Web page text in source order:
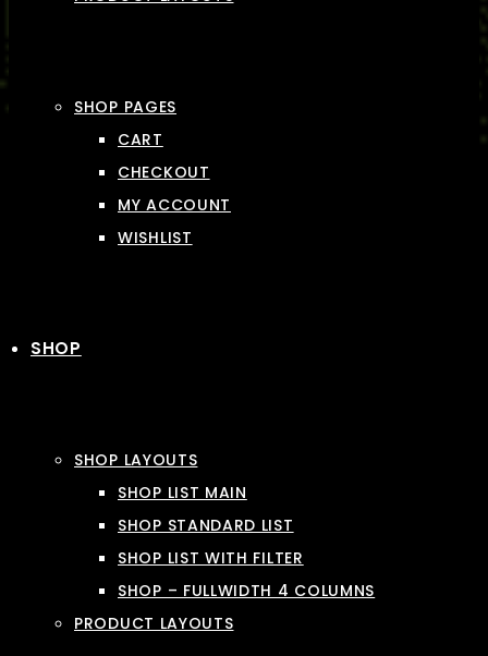
SHOP PAGES
CART
CHECKOUT
MY ACCOUNT
WISHLIST
SHOP
SHOP LAYOUTS
SHOP LIST MAIN
SHOP STANDARD LIST
SHOP LIST WITH FILTER
SHOP – FULLWIDTH 4 COLUMNS
PRODUCT LAYOUTS